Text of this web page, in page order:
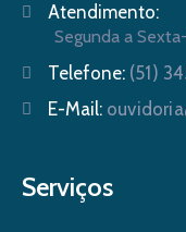
Atendimento:
Segunda a
Telefone: (51)
E-Mail:
Serviços